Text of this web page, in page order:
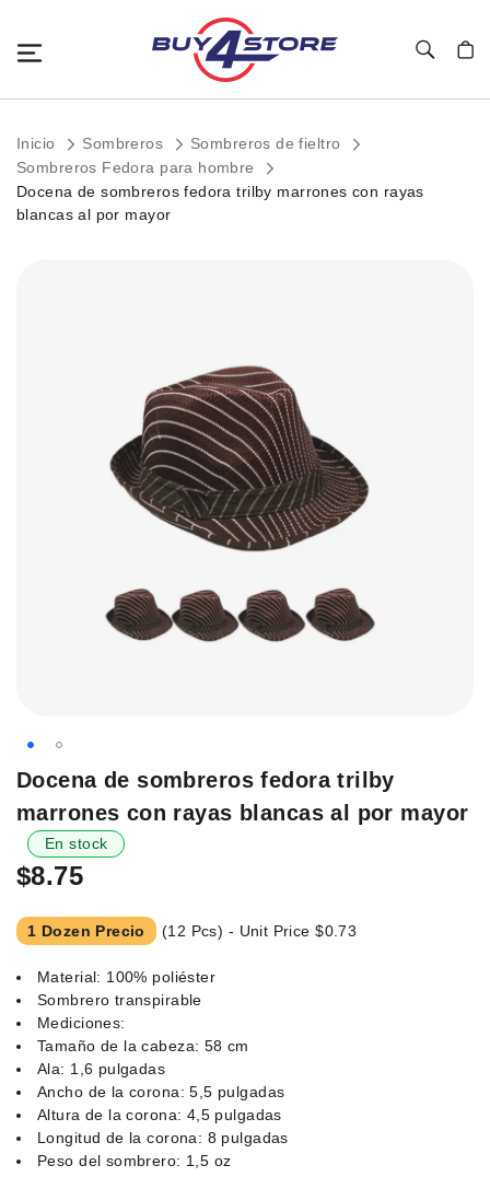
Inicio Sombreros
Sombreros de fieltro
Sombreros Fedora para hombre
Docena de sombreros fedora trilby marrones con rayas
blancas al por mayor
Saltar
principio
de
la
galería
imágenes.
Docena de sombreros fedora trilby
marrones con rayas blancas al por mayor
En stock
$8.75
1 Dozen Precio (12 Pcs) - Unit Price$0.73
Material: 100% poliéster
Sombrero transpirable
Mediciones:
Tamaño de la cabeza: 58 cm
Ala: 1,6 pulgadas
Ancho de la corona: 5,5 pulgadas
Altura de la corona: 4,5 pulgadas
Longitud de la corona: 8 pulgadas
Peso del sombrero: 1,5 oz